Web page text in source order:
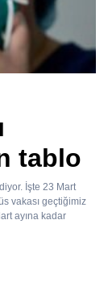
tablo
İşte 23 Mart
vakası geçtiğimiz
ayına kadar